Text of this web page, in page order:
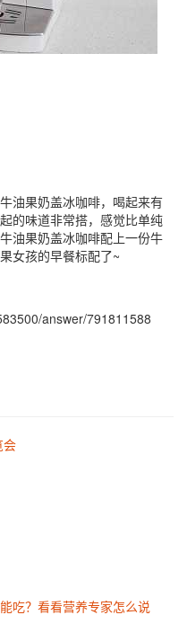
油果奶盖冰咖啡，喝起来有
的味道非常搭，感觉比单纯
油果奶盖冰咖啡配上一份牛
女孩的早餐标配了~
answer/791811588
会
吃？看看营养专家怎么说